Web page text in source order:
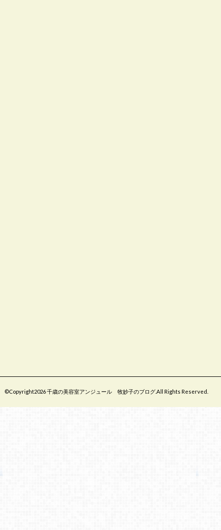
©Copyright2026千歳の美容室アンジュール 牧妙子のブログ.All Rights Reserved.